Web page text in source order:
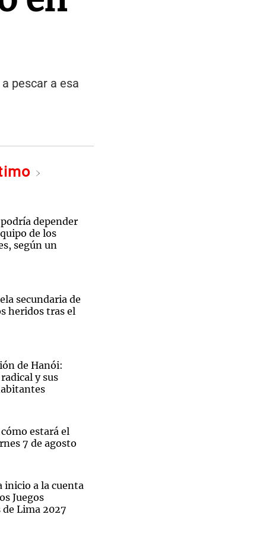
pescar a esa
depender
de los
según un
secundaria de
heridos tras el
de Hanói:
y sus
estará el
7 de agosto
inicio a la cuenta
Juegos
Lima 2027